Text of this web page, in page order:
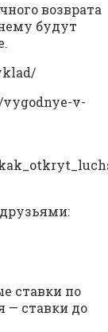
возврата
будут
v-
ставки по
— ставки до